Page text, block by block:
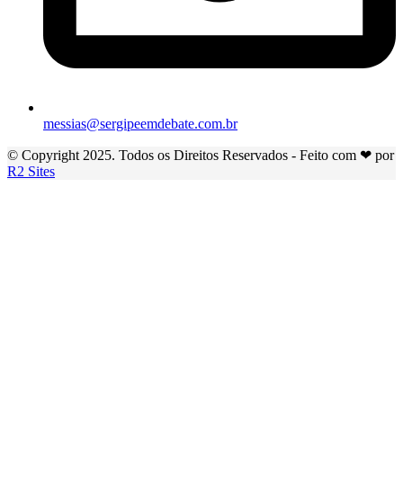
messias@sergipeemdebate.com.br
© Copyright 2025. Todos os Direitos Reservados - Feito com ❤ por
R2 Sites